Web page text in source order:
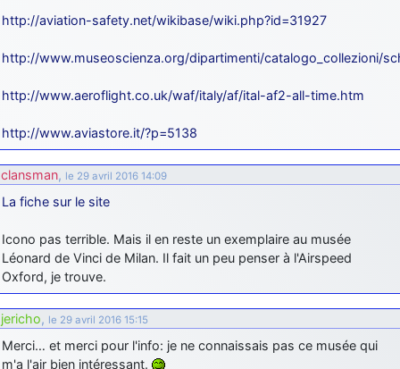
http://aviation-safety.net/wikibase/wiki.php?id=31927
http://www.museoscienza.org/dipartimenti/catalogo_collezioni/
http://www.aeroflight.co.uk/waf/italy/af/ital-af2-all-time.htm
http://www.aviastore.it/?p=5138
clansman, le 29 avril 2016 14:09
La fiche sur le site
Icono pas terrible. Mais il en reste un exemplaire au musée
Léonard de Vinci de Milan. Il fait un peu penser à l'Airspeed
Oxford, je trouve.
jericho, le 29 avril 2016 15:15
Merci… et merci pour l'info: je ne connaissais pas ce musée qui
m'a l'air bien intéressant.